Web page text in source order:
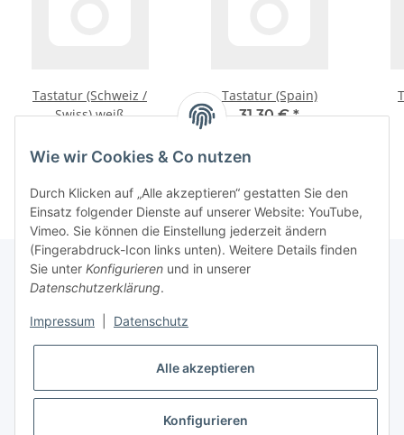
Tastatur (Schweiz /
Swiss) weiß
Tastatur (Spain)
31,30 €*
* Alle Preise inkl. gesetzlicher USt., zzgl.
Wie wir Cookies & Co nutzen
Durch Klicken auf „Alle akzeptieren“ gestatten Sie den
Einsatz folgender Dienste auf unserer Website: YouTube,
Vimeo. Sie können die Einstellung jederzeit ändern
(Fingerabdruck-Icon links unten). Weitere Details finden
Sie unter Konfigurieren und in unserer
Datenschutzerklärung.
Impressum Datenschutz
Alle akzeptieren
Konfigurieren